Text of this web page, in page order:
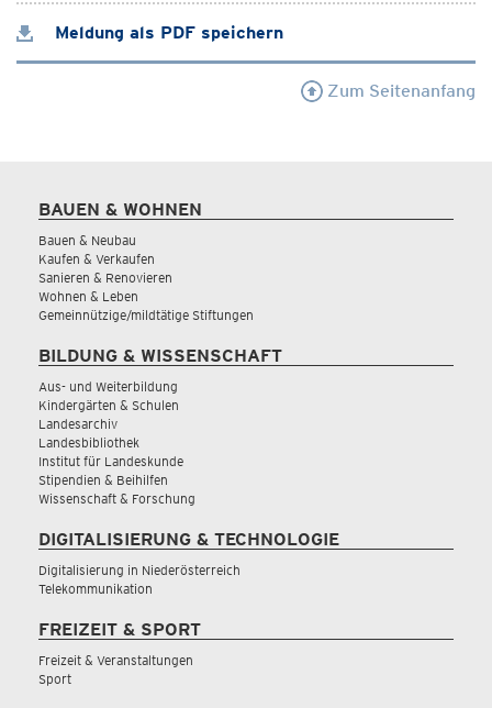
Meldung als PDF speichern
Zum Seitenanfang
BAUEN & WOHNEN
Bauen & Neubau
Kaufen & Verkaufen
Sanieren & Renovieren
Wohnen & Leben
Gemeinnützige/mildtätige Stiftungen
BILDUNG & WISSENSCHAFT
Aus- und Weiterbildung
Kindergärten & Schulen
Landesarchiv
Landesbibliothek
Institut für Landeskunde
Stipendien & Beihilfen
Wissenschaft & Forschung
DIGITALISIERUNG & TECHNOLOGIE
Digitalisierung in Niederösterreich
Telekommunikation
FREIZEIT & SPORT
Freizeit & Veranstaltungen
Sport